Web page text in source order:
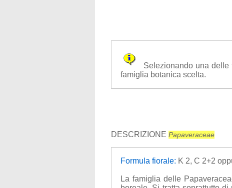
Selezionando una delle
famiglia botanica scelta.
DESCRIZIONE Papaveraceae
Formula fiorale: K 2, C 2+2
La famiglia delle